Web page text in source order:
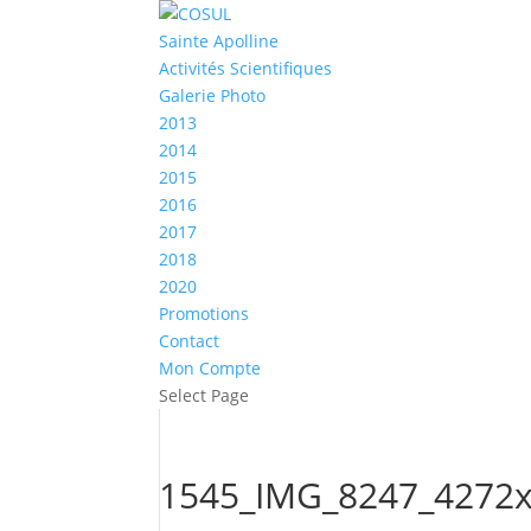
Sainte Apolline
Activités Scientifiques
Galerie Photo
2013
2014
2015
2016
2017
2018
2020
Promotions
Contact
Mon Compte
Select Page